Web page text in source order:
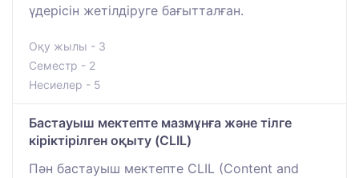
үдерісін жетілдіруге бағытталған.
Оқу жылы - 3
Семестр - 2
Несиелер - 5
Бастауыш мектепте мазмұнға және тілге
кіріктірілген оқыту (CLIL)
Пән бастауыш мектепте CLIL (Content and